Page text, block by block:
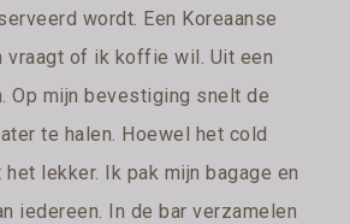
wordt. Een Koreaanse
vraagt of ik koffie wil. Uit een
Op mijn bevestiging snelt de
te halen. Hoewel het cold
lekker. Ik pak mijn bagage en
iedereen. In de bar verzamelen